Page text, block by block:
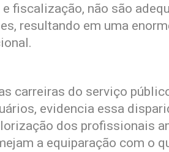
fiscalização, não são
resultando em uma
carreiras do serviço
evidencia essa
dos profissionais
a equiparação com o